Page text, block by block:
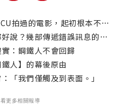
影，起初根本不覺得【鋼鐵人】會紅？
？幾部傳遞錯誤訊息的漫改電影
：鋼鐵人不會回歸
人】的幕後原由
「我們僅觸及到表面。」
看更多相關報導